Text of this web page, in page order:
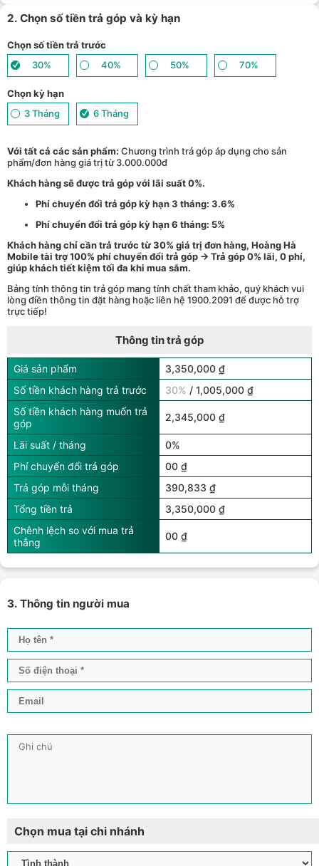
2. Chọn số tiền trả góp và kỳ hạn
Chọn số tiền trả trước
30%
40% 50% 70%
Chọn kỳ hạn
3 Tháng
6 Tháng
Với tất cả các sản phẩm: Chương trình trả góp áp dụng cho sản
phẩm/đơn hàng giá trị từ 3.000.000đ
Khách hàng sẽ được trả góp với lãi suất 0%.
Phí chuyển đổi trả góp kỳ hạn 3 tháng: 3.6%
Phí chuyển đổi trả góp kỳ hạn 6 tháng: 5%
Khách hàng chỉ cần trả trước từ 30% giá trị đơn hàng, Hoàng Hà
Mobile tài trợ 100% phí chuyển đổi trả góp → Trả góp 0% lãi, 0 phí,
giúp khách tiết kiệm tối đa khi mua sắm.
Bảng tính thông tin trả góp mang tính chất tham khảo, quý khách vui
lòng điền thông tin đặt hàng hoặc liên hệ 1900.2091 để được hỗ trợ
trực tiếp!
Thông tin trả góp
Giá sản phẩm
3,350,000 ₫
Số tiền khách hàng trả trước
30% / 1,005,000 ₫
Số tiền khách hàng muốn trả
góp
2,345,000 ₫
Lãi suất / tháng
0%
Phí chuyển đổi trả góp
00 ₫
Trả góp mỗi tháng
390,833 ₫
Tổng tiền trả
3,350,000 ₫
Chênh lệch so với mua trả
thẳng
00 ₫
3. Thông tin người mua
Chọn mua tại chi nhánh